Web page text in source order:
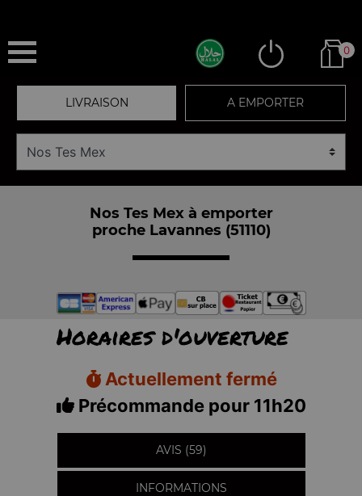
0
LIVRAISON A EMPORTER
Nos Tes Mex à emporter
proche Lavannes (51110)
Horaires d'ouverture
Actuellement fermé
Précommande pour 11h20
AVIS (59)
INFORMATIONS